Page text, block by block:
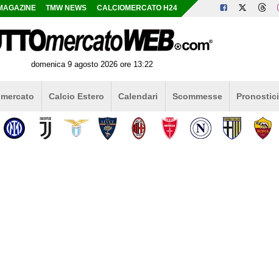
TMW NEWS CALCIOMERCATO H24
domenica 9 agosto 2026 ore 13:22
Calcio Estero Calendari Scommesse Pronostici